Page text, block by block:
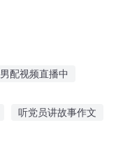
男配视频直播中
听党员讲故事作文